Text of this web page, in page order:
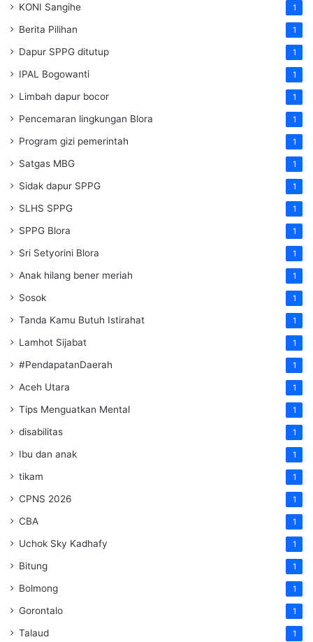
KONI Sangihe 1
Berita Pilihan 1
Dapur SPPG ditutup 1
IPAL Bogowanti 1
Limbah dapur bocor 1
Pencemaran lingkungan Blora 1
Program gizi pemerintah 1
Satgas MBG 1
Sidak dapur SPPG 1
SLHS SPPG 1
SPPG Blora 1
Sri Setyorini Blora 1
Anak hilang bener meriah 1
Sosok 1
Tanda Kamu Butuh Istirahat 1
Lamhot Sijabat 1
#PendapatanDaerah 1
Aceh Utara 1
Tips Menguatkan Mental 1
disabilitas 1
Ibu dan anak 1
tikam 1
CPNS 2026 1
CBA 1
Uchok Sky Kadhafy 1
Bitung 1
Bolmong 1
Gorontalo 1
Talaud 1